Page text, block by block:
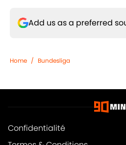
Add us as a preferred
Home / Bundesliga
Confidentialité